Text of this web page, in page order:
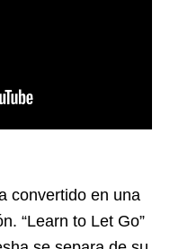
convertido en una
“Learn to Let Go”